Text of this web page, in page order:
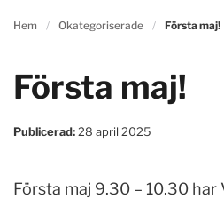
Hem Okategoriserade Första maj!
Första maj!
Publicerad: 28 april 2025
Första maj 9.30 – 10.30